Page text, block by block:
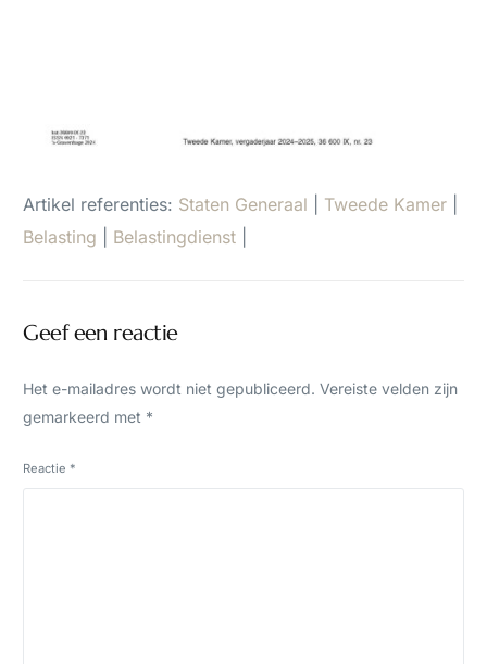
Artikel referenties: Staten Generaal Tweede Kamer
Belasting
Belastingdienst
Geef een reactie
Het e-mailadres wordt niet gepubliceerd. Vereiste velden zijn
gemarkeerd met *
Reactie *